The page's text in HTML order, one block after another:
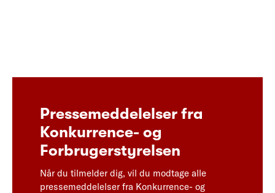
Pressemeddelelser fra
Konkurrence- og
Forbrugerstyrelsen
Når du tilmelder dig, vil du modtage alle
pressemeddelelser fra Konkurrence- og